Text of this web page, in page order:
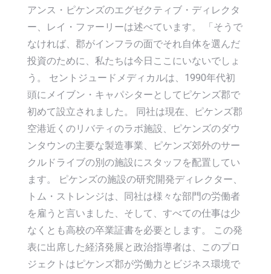
アンス・ピケンズのエグゼクティブ・ディレクタ
ー、レイ・ファーリーは述べています。 「そうで
なければ、郡がインフラの面でそれ自体を選んだ
投資のために、私たちは今日ここにいないでしょ
う。 セントジュードメディカルは、1990年代初
頭にメイブン・キャパシターとしてピケンズ郡で
初めて設立されました。 同社は現在、ピケンズ郡
空港近くのリバティのラボ施設、ピケンズのダウ
ンタウンの主要な製造事業、ピケンズ郊外のサー
クルドライブの別の施設にスタッフを配置してい
ます。 ピケンズの施設の研究開発ディレクター、
トム・ストレンジは、同社は様々な部門の労働者
を雇うと言いました、そして、すべての仕事は少
なくとも高校の卒業証書を必要とします。 この発
表に出席した経済発展と政治指導者は、このプロ
ジェクトはピケンズ郡が労働力とビジネス環境で